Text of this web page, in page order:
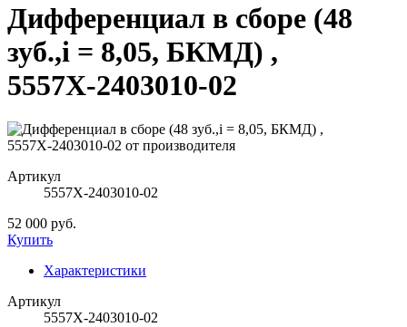
Дифференциал в сборе (48
зуб.,i = 8,05, БКМД) ,
5557Х-2403010-02
Артикул
5557Х-2403010-02
52 000 руб.
Купить
Характеристики
Артикул
5557Х-2403010-02